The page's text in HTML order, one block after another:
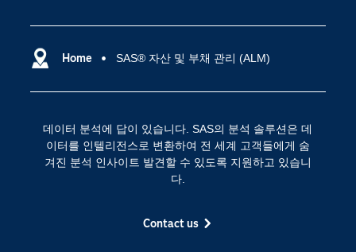
Home SAS® 자산 및 부채 관리 (ALM)
데이터 분석에 답이 있습니다. SAS의 분석 솔루션은 데
이터를 인텔리전스로 변환하여 전 세계 고객들에게 숨
겨진 분석 인사이트 발견할 수 있도록 지원하고 있습니
다.
Contact us
SAS Viya
SAS 이벤트 정보
Training
개발자(Developers)
교육 전문가
디지털 트랜스포메이션
클라우드 컴퓨팅